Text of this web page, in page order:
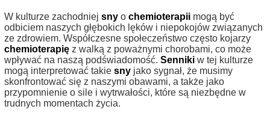
W kulturze zachodniej sny o chemioterapii mogą być
odbiciem naszych głębokich lęków i niepokojów związanych
ze zdrowiem. Współczesne społeczeństwo często kojarzy
chemioterapię z walką z poważnymi chorobami, co może
wpływać na naszą podświadomość. Senniki w tej kulturze
mogą interpretować takie sny jako sygnał, że musimy
skonfrontować się z naszymi obawami, a także jako
przypomnienie o sile i wytrwałości, które są niezbędne w
trudnych momentach życia.